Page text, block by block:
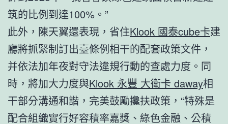
筑的比例到達100%。”
此外，陳天翼還表現，省住Klook 國泰cube卡建
廳將抓緊制訂出臺條例相干的配套政策文件，
并依法加年夜對守法違規行動的查處力度。同
時，將加大力度與Klook 永豐 大衛卡 daway相
干部分溝通和諧，完美鼓勵攙扶政策，“特殊是
配合組織實行好容積率嘉獎、綠色金融、公積